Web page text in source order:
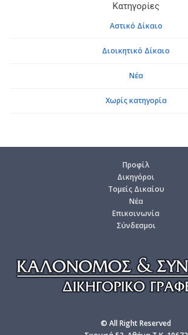
Κα­τη­γο­ρί­ες
Αστι­κό Δί­καιο
Διοι­κη­τι­κό Δί­καιο
Νέα
Χωρίς κα­τη­γο­ρία
Προ­φίλ
Δι­κη­γό­ροι
Το­μείς Δι­καί­ου
Νέα
Επι­κοι­νω­νία
Σύν­δε­σμοι
© All Right Reserved